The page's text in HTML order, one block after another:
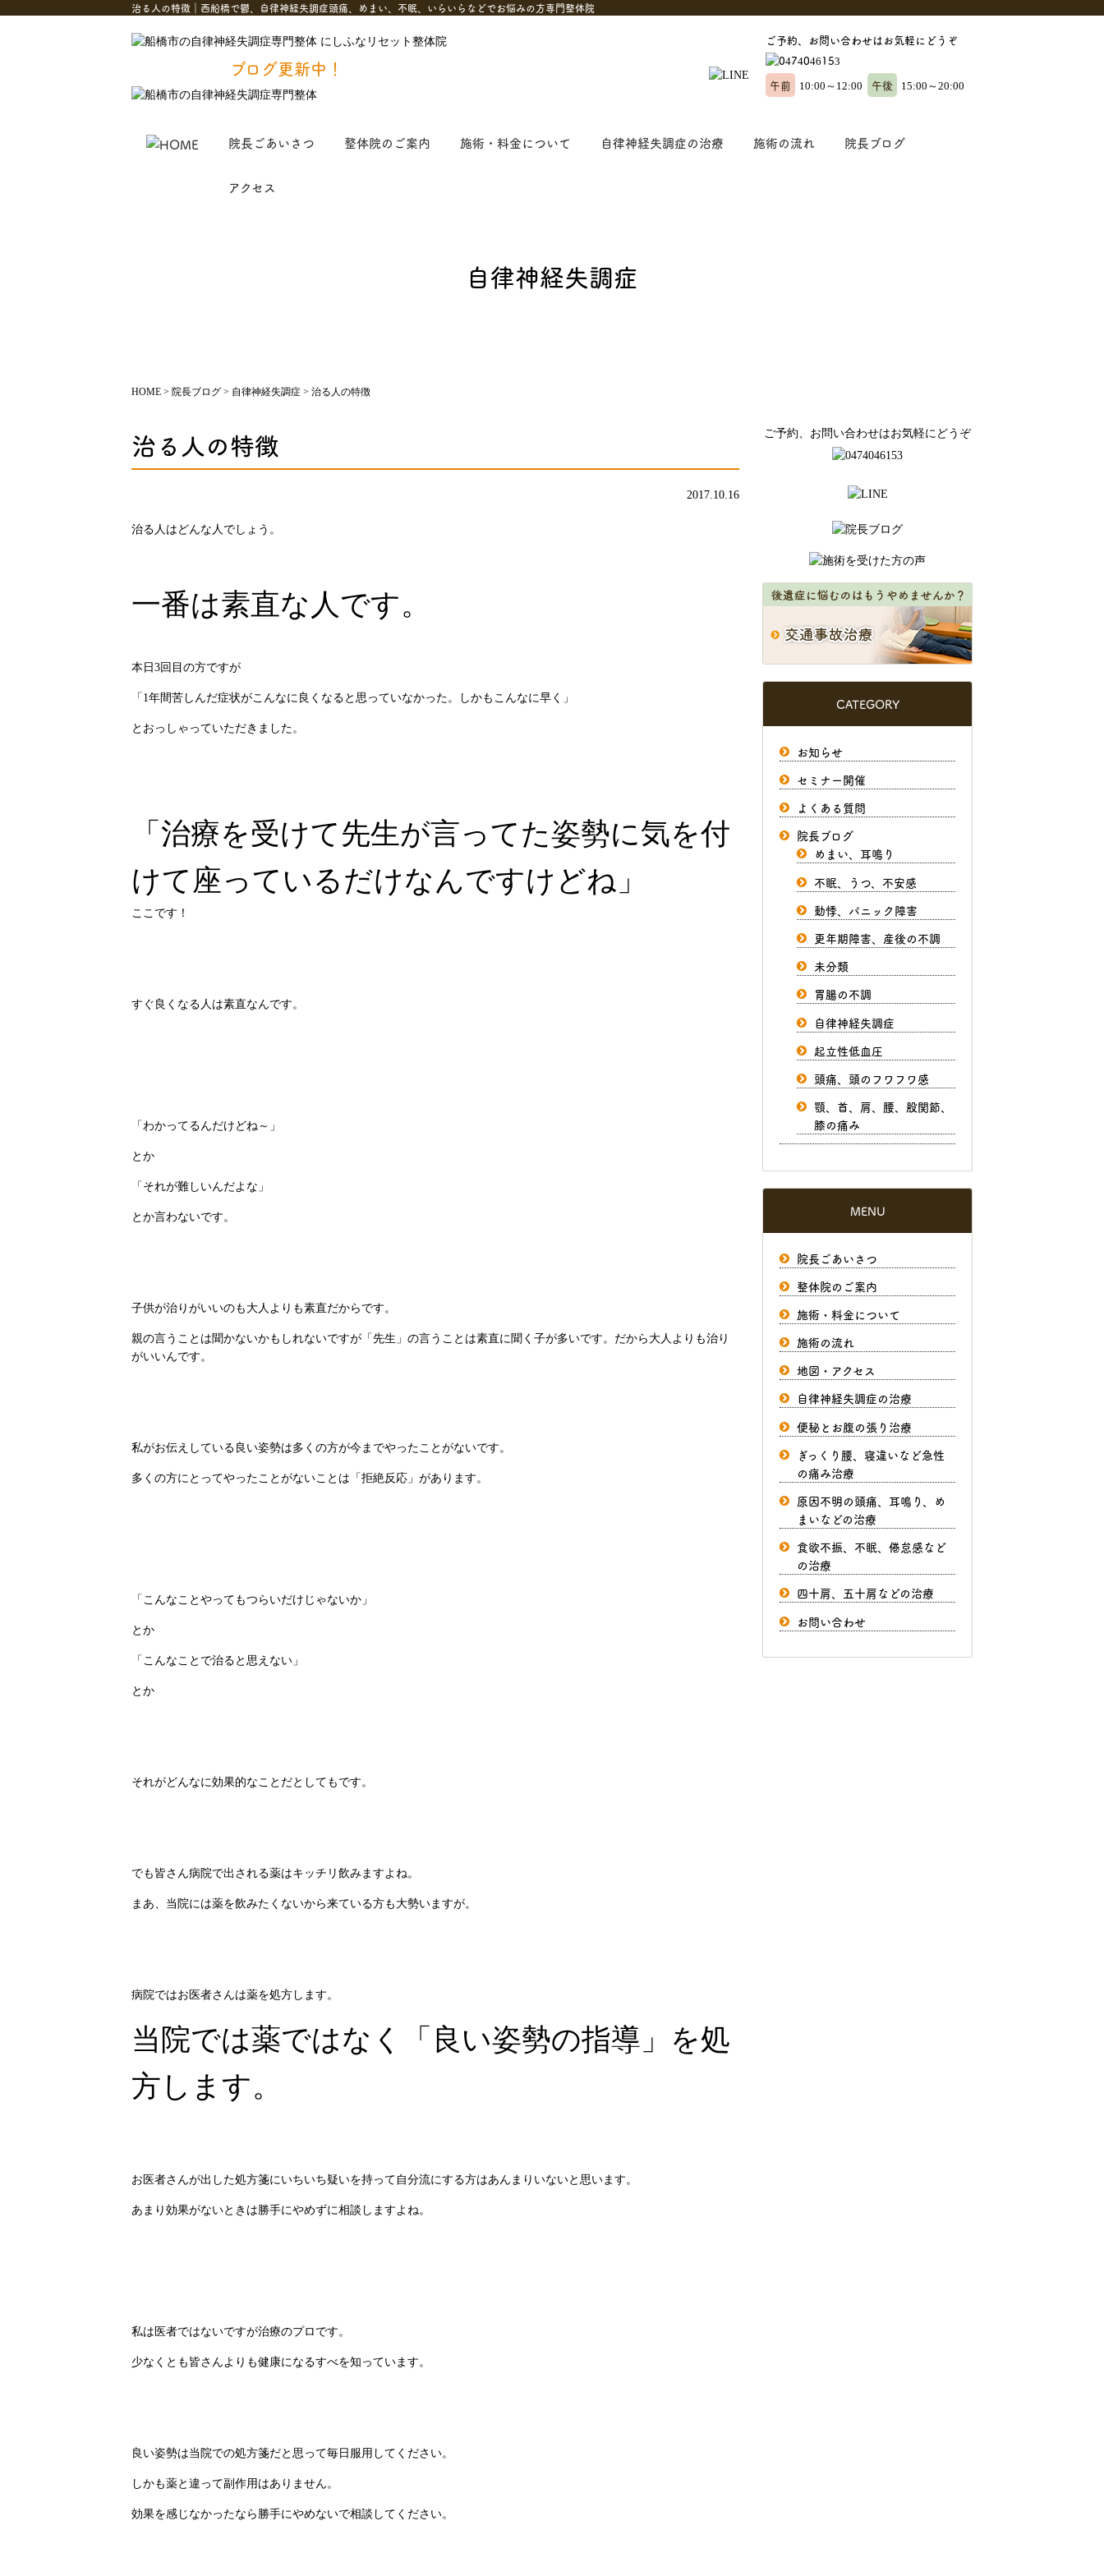
治る人の特徴｜西船橋で鬱、自律神経失調症頭痛、めまい、不眠、いらいらなどでお悩みの方専門整体院
ブログ更新中！
ご予約、お問い合わせはお気軽にどうぞ
午前 10:00～12:00 午後 15:00～20:00
院長ごあいさつ 整体院のご案内 施術・料金について 自律神経失調症の治療 施術の流れ 院長ブログ
アクセス
自律神経失調症
HOME > 院長ブログ > 自律神経失調症 > 治る人の特徴
治る人の特徴
2017.10.16
治る人はどんな人でしょう。
一番は素直な人です。
本日3回目の方ですが
「1年間苦しんだ症状がこんなに良くなると思っていなかった。しかもこんなに早く」
とおっしゃっていただきました。
「治療を受けて先生が言ってた姿勢に気を付
けて座っているだけなんですけどね」
ここです！
すぐ良くなる人は素直なんです。
「わかってるんだけどね～」
とか
「それが難しいんだよな」
とか言わないです。
子供が治りがいいのも大人よりも素直だからです。
親の言うことは聞かないかもしれないですが「先生」の言うことは素直に聞く子が多いです。だから大人よりも治り
がいいんです。
私がお伝えしている良い姿勢は多くの方が今までやったことがないです。
多くの方にとってやったことがないことは「拒絶反応」があります。
「こんなことやってもつらいだけじゃないか」
とか
「こんなことで治ると思えない」
とか
それがどんなに効果的なことだとしてもです。
でも皆さん病院で出される薬はキッチリ飲みますよね。
まあ、当院には薬を飲みたくないから来ている方も大勢いますが。
病院ではお医者さんは薬を処方します。
当院では薬ではなく「良い姿勢の指導」を処
方します。
お医者さんが出した処方箋にいちいち疑いを持って自分流にする方はあんまりいないと思います。
あまり効果がないときは勝手にやめずに相談しますよね。
私は医者ではないですが治療のプロです。
少なくとも皆さんよりも健康になるすべを知っています。
良い姿勢は当院での処方箋だと思って毎日服用してください。
しかも薬と違って副作用はありません。
効果を感じなかったなら勝手にやめないで相談してください。
ご予約、お問い合わせはお気軽にどうぞ
CATEGORY
お知らせ
セミナー開催
よくある質問
院長ブログ
めまい、耳鳴り
不眠、うつ、不安感
動悸、パニック障害
更年期障害、産後の不調
未分類
胃腸の不調
自律神経失調症
起立性低血圧
頭痛、頭のフワフワ感
顎、首、肩、腰、股関節、
膝の痛み
MENU
院長ごあいさつ
整体院のご案内
施術・料金について
施術の流れ
地図・アクセス
自律神経失調症の治療
便秘とお腹の張り治療
ぎっくり腰、寝違いなど急性
の痛み治療
原因不明の頭痛、耳鳴り、め
まいなどの治療
食欲不振、不眠、倦怠感など
の治療
四十肩、五十肩などの治療
お問い合わせ